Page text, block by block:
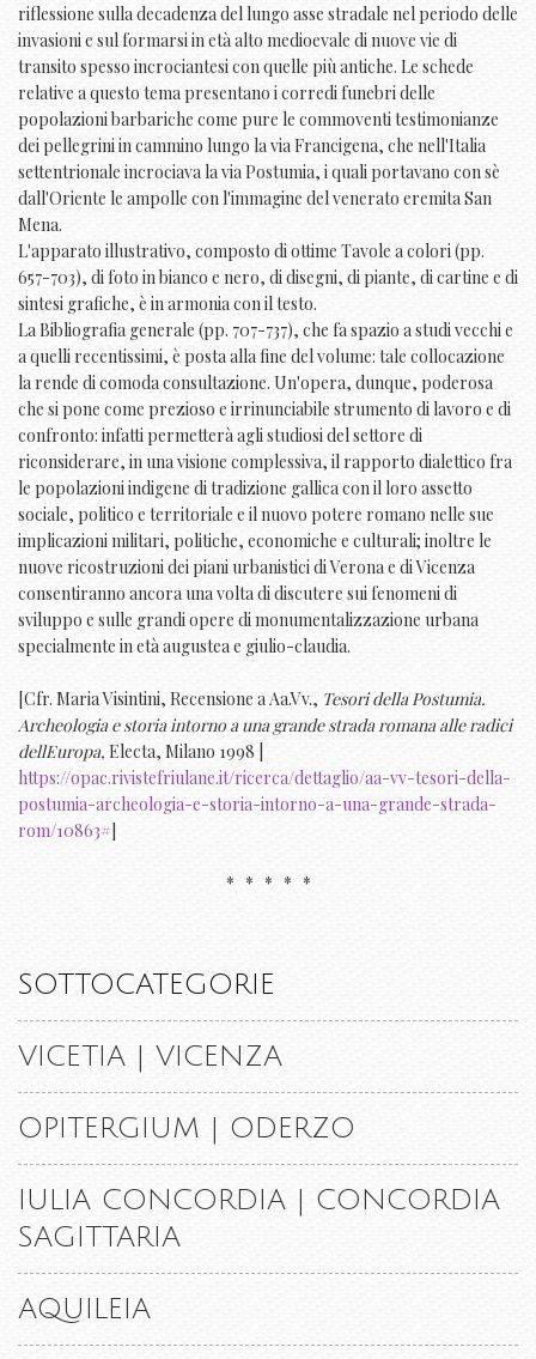
riflessione sulla decadenza del lungo asse stradale nel periodo delle
invasioni e sul formarsi in età alto medioevale di nuove vie di
transito spesso incrociantesi con quelle più antiche. Le schede
relative a questo tema presentano i corredi funebri delle
popolazioni barbariche come pure le commoventi testimonianze
dei pellegrini in cammino lungo la via Francigena, che nell'Italia
settentrionale incrociava la via Postumia, i quali portavano con sè
dall'Oriente le ampolle con l'immagine del venerato eremita San
Mena.
L'apparato illustrativo, composto di ottime Tavole a colori (pp.
657-703), di foto in bianco e nero, di disegni, di piante, di cartine e di
sintesi grafiche, è in armonia con il testo.
La Bibliografia generale (pp. 707-737), che fa spazio a studi vecchi e
a quelli recentissimi, è posta alla fine del volume: tale collocazione
la rende di comoda consultazione. Un'opera, dunque, poderosa
che si pone come prezioso e irrinunciabile strumento di lavoro e di
confronto: infatti permetterà agli studiosi del settore di
riconsiderare, in una visione complessiva, il rapporto dialettico fra
le popolazioni indigene di tradizione gallica con il loro assetto
sociale, politico e territoriale e il nuovo potere romano nelle sue
implicazioni militari, politiche, economiche e culturali; inoltre le
nuove ricostruzioni dei piani urbanistici di Verona e di Vicenza
consentiranno ancora una volta di discutere sui fenomeni di
sviluppo e sulle grandi opere di monumentalizzazione urbana
specialmente in età augustea e giulio-claudia.
[Cfr. Maria Visintini, Recensione a Aa.Vv., Tesori della Postumia.
Archeologia e storia intorno a una grande strada romana alle radici
dellEuropa, Electa, Milano 1998 |
https://opac.rivistefriulane.it/ricerca/dettaglio/aa-vv-tesori-della-
postumia-archeologia-e-storia-intorno-a-una-grande-strada-
rom/10863#]
* * * * *
SOTTOCATEGORIE
VICETIA | VICENZA
OPITERGIUM | ODERZO
IULIA CONCORDIA | CONCORDIA
SAGITTARIA
AQUILEIA